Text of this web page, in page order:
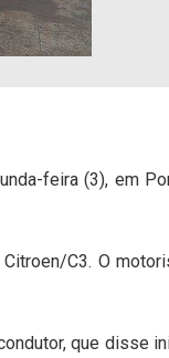
feira (3), em
C3. O
que disse